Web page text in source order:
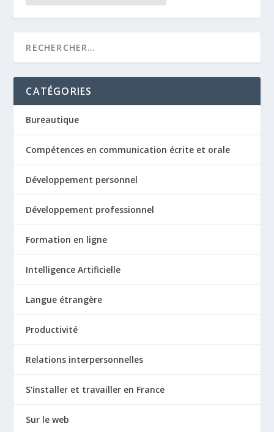
CATÉGORIES
Bureautique
Compétences en communication écrite et orale
Développement personnel
Développement professionnel
Formation en ligne
Intelligence Artificielle
Langue étrangère
Productivité
Relations interpersonnelles
S'installer et travailler en France
Sur le web